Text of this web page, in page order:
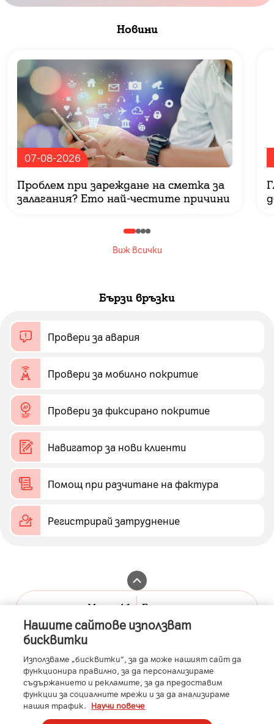
Новини
07-08-2026
Проблем при зареждане на сметка за
залагания? Ето най-честите причини
Виж всички
Бързи връзки
Провери за авария
Провери за мобилно покритие
Провери за фиксирано покритие
Навигатор за нови клиенти
Помощ при разчитане на фактура
Регистрирай затруднение
Моят А1
Бизнес портал
A1.bg
А1 бизнес клиенти
Общи условия
A1 AustriaA1 CroatiaA1 SerbiaA1 BelarusA1 Bulgaria
A1 MacedoniaA1 Slovenia
Нашите сайтове използват
бисквитки
Използваме „бисквитки“, за да може нашият сайт да
функционира правилно, за да персонализираме
съдържанието и рекламите, за да предоставим
функции за социалните мрежи и за да анализираме
нашия трафик. Научи повече